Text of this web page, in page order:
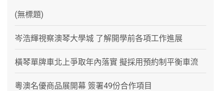
(無標題)
岑浩輝視察澳琴大學城 了解開學前各項工作進展
橫琴單牌車北上爭取年內落實 擬採用預約制平衡車流
粵澳名優商品展開幕 簽署49份合作項目